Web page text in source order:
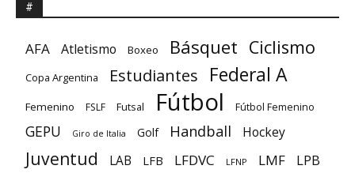
#
AFA Atletismo Boxeo Básquet Ciclismo
Copa Argentina Estudiantes Federal A
Femenino FSLF Futsal Fútbol Fútbol Femenino
GEPU Giro de Italia Golf Handball Hockey
Juventud LAB LFB LFDVC LFNP LMF LPB